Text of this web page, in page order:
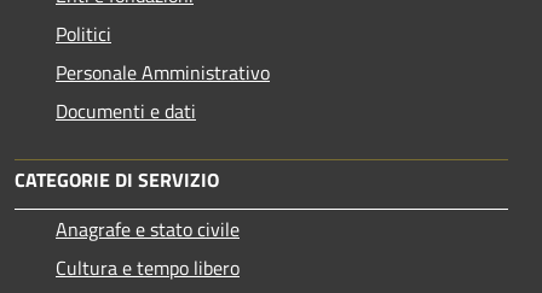
Politici
Personale Amministrativo
Documenti e dati
CATEGORIE DI SERVIZIO
Anagrafe e stato civile
Cultura e tempo libero